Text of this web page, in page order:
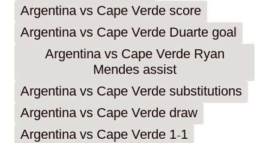
Argentina vs Cape Verde score
Argentina vs Cape Verde Duarte goal
Argentina vs Cape Verde Ryan
Mendes assist
Argentina vs Cape Verde substitutions
Argentina vs Cape Verde draw
Argentina vs Cape Verde 1-1